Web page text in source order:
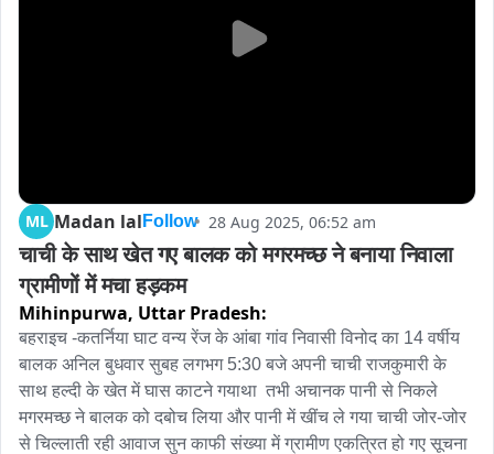
ML Madan lal Follow 28 Aug 2025, 06:52 am
चाची के साथ खेत गए बालक को मगरमच्छ ने बनाया निवाला
ग्रामीणों में मचा हड़कम
Mihinpurwa, Uttar Pradesh:
बहराइच -कतर्निया घाट वन्य रेंज के आंबा गांव निवासी विनोद का 14 वर्षीय
बालक अनिल बुधवार सुबह लगभग 5:30 बजे अपनी चाची राजकुमारी के
साथ हल्दी के खेत में घास काटने गयाथा  तभी अचानक पानी से निकले
मगरमच्छ ने बालक को दबोच लिया और पानी में खींच ले गया चाची जोर-जोर
से चिल्लाती रही आवाज सुन काफी संख्या में ग्रामीण एकत्रित हो गए सूचना